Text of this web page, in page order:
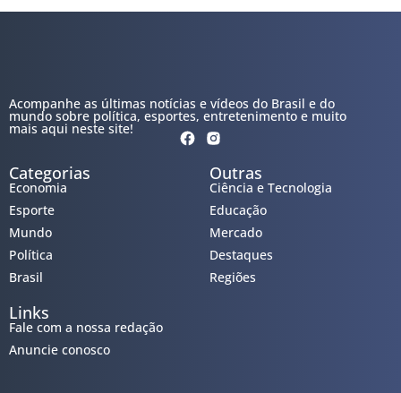
Acompanhe as últimas notícias e vídeos do Brasil e do
mundo sobre política, esportes, entretenimento e muito
mais aqui neste site!
Categorias
Economia
Esporte
Mundo
Política
Brasil
Outras
Ciência e Tecnologia
Educação
Mercado
Destaques
Regiões
Links
Fale com a nossa redação
Anuncie conosco